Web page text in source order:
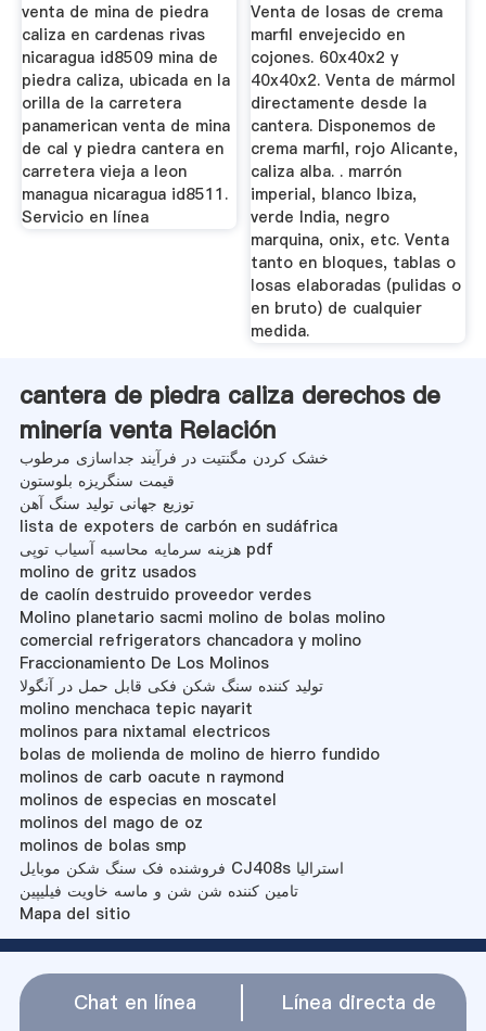
venta de mina de piedra
caliza en cardenas rivas
nicaragua id8509 mina de
piedra caliza, ubicada en la
orilla de la carretera
panamerican venta de mina
de cal y piedra cantera en
carretera vieja a leon
managua nicaragua id8511.
Servicio en línea
Venta de losas de crema
marfil envejecido en
cojones. 60x40x2 y
40x40x2. Venta de mármol
directamente desde la
cantera. Disponemos de
crema marfil, rojo Alicante,
caliza alba. . marrón
imperial, blanco Ibiza,
verde India, negro
marquina, onix, etc. Venta
tanto en bloques, tablas o
losas elaboradas (pulidas o
en bruto) de cualquier
medida.
cantera de piedra caliza derechos de
minería venta Relación
خشک کردن مگنتیت در فرآیند جداسازی مرطوب
قیمت سنگریزه بلوستون
توزیع جهانی تولید سنگ آهن
lista de expoters de carbón en sudáfrica
هزینه سرمایه محاسبه آسیاب توپی pdf
molino de gritz usados
de caolín destruido proveedor verdes
Molino planetario sacmi molino de bolas molino
comercial refrigerators chancadora y molino
Fraccionamiento De Los Molinos
تولید کننده سنگ شکن فکی قابل حمل در آنگولا
molino menchaca tepic nayarit
molinos para nixtamal electricos
bolas de molienda de molino de hierro fundido
molinos de carb oacute n raymond
molinos de especias en moscatel
molinos del mago de oz
molinos de bolas smp
فروشنده فک سنگ شکن موبایل CJ408s استرالیا
تامین کننده شن شن و ماسه خاویت فیلیپین
Mapa del sitio
Chat en línea
Línea directa de